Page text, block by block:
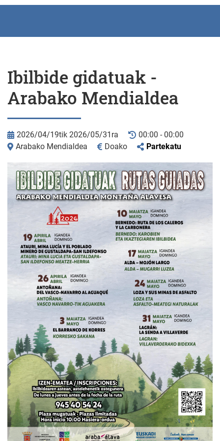
Ibilbide gidatuak -
Arabako Mendialdea
2026/04/19tik 2026/05/31ra
00:00 - 00:00
Arabako Mendialdea
Doako Partekatu